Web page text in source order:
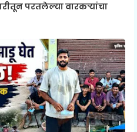
परतलेल्या वारकऱ्यांचा